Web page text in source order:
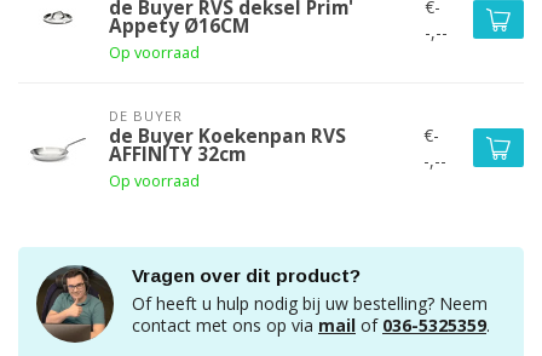
de Buyer RVS deksel Prim'
Appety Ø16CM
Op voorraad
€-
-,--
DE BUYER
de Buyer Koekenpan RVS
AFFINITY 32cm
Op voorraad
€-
-,--
Vragen over dit product?
Of heeft u hulp nodig bij uw bestelling? Neem
contact met ons op via mail of 036-5325359.